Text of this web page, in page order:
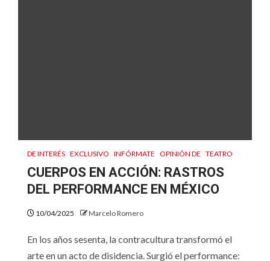
DE INTERÉS EXCLUSIVO INFÓRMATE OPINIÓN DE TEATRO
CUERPOS EN ACCIÓN: RASTROS
DEL PERFORMANCE EN MÉXICO
10/04/2025 Marcelo Romero
En los años sesenta, la contracultura transformó el
arte en un acto de disidencia. Surgió el performance: